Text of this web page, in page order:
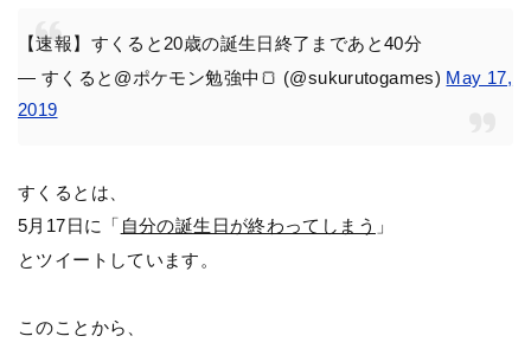
【速報】すくると20歳の誕生日終了まであと40分
— すくると@ポケモン勉強中🍞 (@sukurutogames) May 17,
2019
すくるとは、
5月17日に「 自分の誕生日が終わってしまう 」
とツイートしています。
このことから、